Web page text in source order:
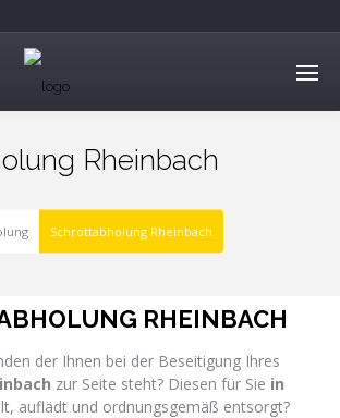
Rheinbach
Schrottabholung Rheinbach
RHEINBACH
der Ihnen bei der Beseitigung Ihres
zur Seite steht? Diesen für Sie in
auflädt und ordnungsgemäß entsorgt?